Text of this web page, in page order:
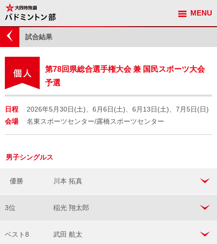
MENU
観戦ガイド
試合結果
第78回県総合選手権大会 兼 国民スポーツ大会
予選
日程
2026年5月30日(土)、6月6日(土)、6月13日(土)、7月5日(日)
会場
名東スポーツセンター/露橋スポーツセンター
男子シングルス
優勝 川本 拓真
3位 稲光 翔太郎
ベスト8 武田 航太